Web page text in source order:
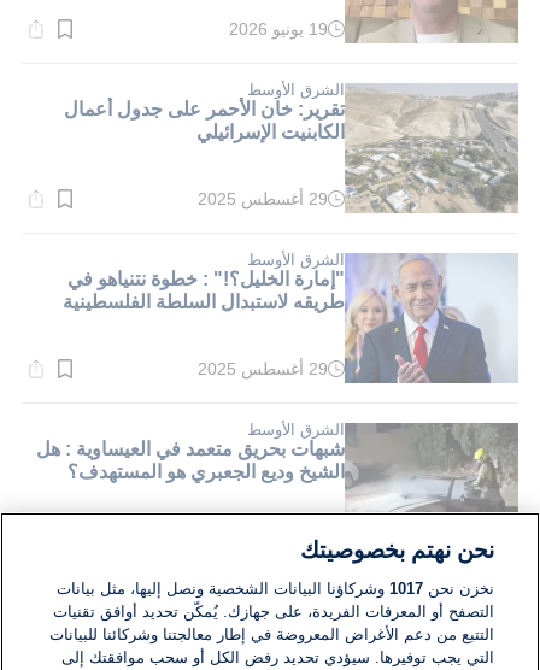
وقت
دقيقة.
19 يونيو 2026
الشرق الأوسط
تقرير: خان الأحمر على جدول أعمال
الكابنيت الإسرائيلي
وقت
دقيقة.
29 أغسطس 2025
الشرق الأوسط
"إمارة الخليل؟!" : خطوة نتنياهو في
طريقه لاستبدال السلطة الفلسطينية
وقت
دقيقة.
29 أغسطس 2025
الشرق الأوسط
شبهات بحريق متعمد في العيساوية : هل
الشيخ وديع الجعبري هو المستهدف؟
وقت
القراءة:
1}
دقيقة.
09 يوليو 2025
نحن نهتم بخصوصيتك
نخزن نحن1017 وشركاؤنا البيانات الشخصية ونصل إليها، مثل بيانات
التصفح أو المعرفات الفريدة، على جهازك. يُمكّن تحديد أوافق تقنيات
التتبع من دعم الأغراض المعروضة في إطار معالجتنا وشركائنا للبيانات
التي يجب توفيرها. سيؤدي تحديد رفض الكل أو سحب موافقتك إلى